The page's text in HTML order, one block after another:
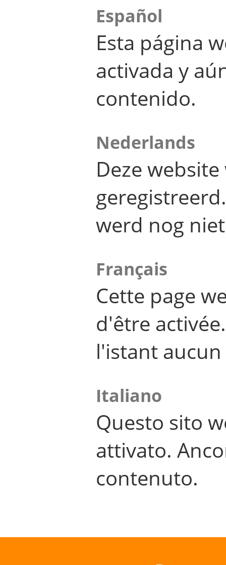
Español
Esta página
activada y
contenido.
Nederlands
Deze
werd nog
Français
Cette page
d'être
l'istant
Italiano
Questo sito
attivato.
contenuto.